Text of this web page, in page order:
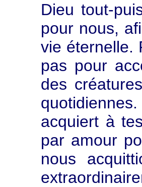
Dieu tout-
pour nous,
vie éternelle.
pas pour
des
acquiert à
par amour
nous